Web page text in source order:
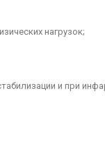
нагрузок;
и при